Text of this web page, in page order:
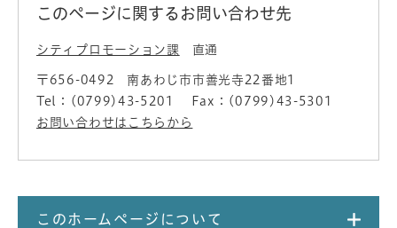
このページに関するお問い合わせ先
シティプロモーション課 直通
〒656-0492
南あわじ市市善光寺22番地1
Tel：(0799)43-5201
Fax：(0799)43-5301
お問い合わせはこちらから
このホームページについて